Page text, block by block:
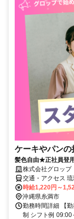
ケーキやパン
髪色自由★正社員登
株式会社グロッ
交通・アクセス
時給1,220円～
沖縄県糸満市
勤務時間詳細 【
制 シフト例